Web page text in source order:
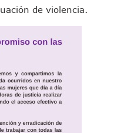
Al Corredor Bahía De
Vallarta Registra 80% De
De Inseguridad En
A Emprendedores Locales
Puerto Vallarta
De Víctima De
Reporte De Posible
de violencia.